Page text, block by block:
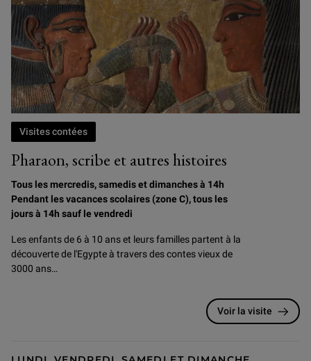
Pharaon, scribe et autres histoires
Visites contées
Tous les mercredis, samedis et dimanches à 14h
Pendant les vacances scolaires (zone C), tous les
jours à 14h sauf le vendredi
Les enfants de 6 à 10 ans et leurs familles partent à la
découverte de l'Egypte à travers des contes vieux de
3000 ans…
Voir la visite